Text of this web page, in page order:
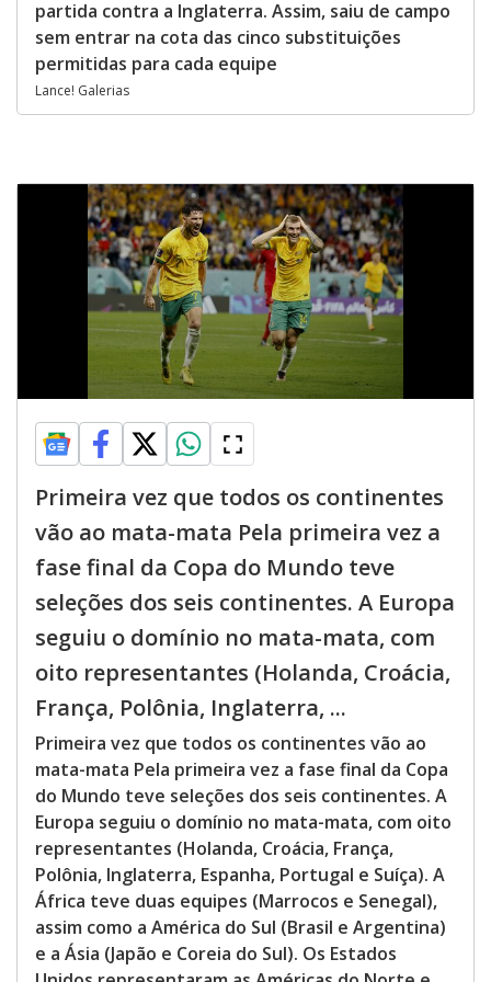
partida contra a Inglaterra. Assim, saiu de campo
sem entrar na cota das cinco substituições
permitidas para cada equipe
Lance! Galerias
Primeira vez que todos os continentes
vão ao mata-mata Pela primeira vez a
fase final da Copa do Mundo teve
seleções dos seis continentes. A Europa
seguiu o domínio no mata-mata, com
oito representantes (Holanda, Croácia,
França, Polônia, Inglaterra, ...
Primeira vez que todos os continentes vão ao
mata-mata Pela primeira vez a fase final da Copa
do Mundo teve seleções dos seis continentes. A
Europa seguiu o domínio no mata-mata, com oito
representantes (Holanda, Croácia, França,
Polônia, Inglaterra, Espanha, Portugal e Suíça). A
África teve duas equipes (Marrocos e Senegal),
assim como a América do Sul (Brasil e Argentina)
e a Ásia (Japão e Coreia do Sul). Os Estados